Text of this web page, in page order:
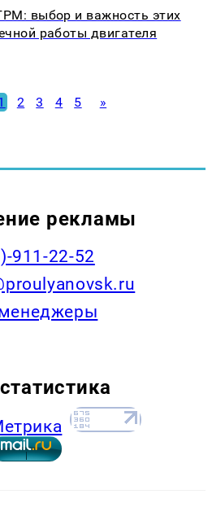
выбор и важность этих
работы двигателя
2 3 4 5 »
рекламы
911-22-52